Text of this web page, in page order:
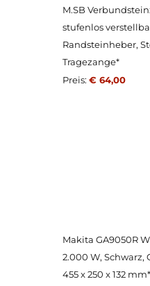
M.SB
stufenlos
Randsteinheber,
Tragezange*
Preis: € 64,00
Makita GA9050R
2.000 W, Schwarz,
455 x 250 x 132 mm*